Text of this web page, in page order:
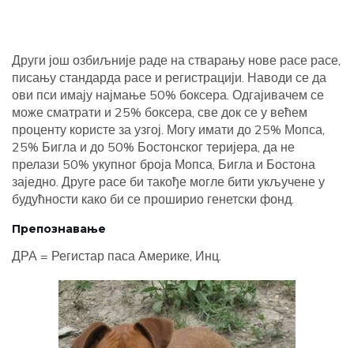
Други још озбиљније раде на стварању нове расе расе,
писању стандарда расе и регистрацији. Наводи се да
ови пси имају најмање 50% боксера. Одгајивачем се
може сматрати и 25% боксера, све док се у већем
проценту користе за узгој. Могу имати до 25% Мопса,
25% Бигла и до 50% Бостонског теријера, да не
прелази 50% укупног броја Мопса, Бигла и Бостона
заједно. Друге расе би такође могле бити укључене у
будућности како би се проширио генетски фонд.
Препознавање
ДРА = Регистар паса Америке, Инц.